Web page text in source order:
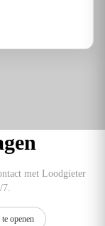
met Loodgieter
7.
openen